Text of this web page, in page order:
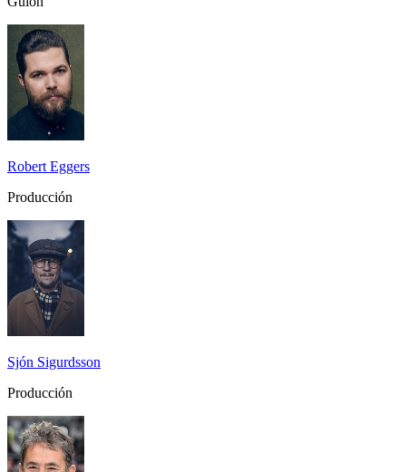
Robert Eggers
Producción
Sjón Sigurdsson
Producción